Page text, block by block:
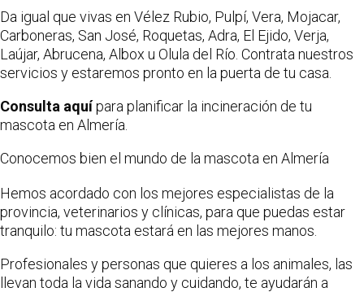
Da igual que vivas en Vélez Rubio, Pulpí, Vera, Mojacar,
Carboneras, San José, Roquetas, Adra, El Ejido, Verja,
Laújar, Abrucena, Albox u Olula del Río. Contrata nuestros
servicios y estaremos pronto en la puerta de tu casa.
Consulta aquípara planificar la incineración de tu
mascota en Almería.
Conocemos bien el mundo de la mascota en Almería
Hemos acordado con los mejores especialistas de la
provincia, veterinarios y clínicas, para que puedas estar
tranquilo: tu mascota estará en las mejores manos.
Profesionales y personas que quieres a los animales, las
llevan toda la vida sanando y cuidando, te ayudarán a